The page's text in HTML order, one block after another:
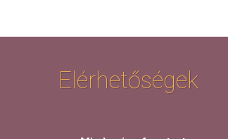
Elérhetőségek